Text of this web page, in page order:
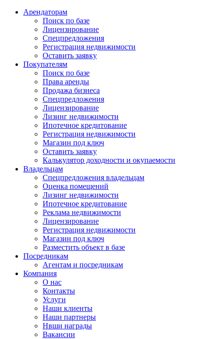
Арендаторам
Поиск по базе
Лицензирование
Спецпредложения
Регистрация недвижимости
Оставить заявку
Покупателям
Поиск по базе
Права аренды
Продажа бизнеса
Спецпредложения
Лицензирование
Лизинг недвижимости
Ипотечное кредитование
Регистрация недвижимости
Магазин под ключ
Оставить заявку
Калькулятор доходности и окупаемости
Владельцам
Спецпредложения владельцам
Оценка помещений
Лизинг недвижимости
Ипотечное кредитование
Реклама недвижимости
Лицензирование
Регистрация недвижимости
Магазин под ключ
Разместить объект в базе
Посредникам
Агентам и посредникам
Компания
О нас
Контакты
Услуги
Наши клиенты
Наши партнеры
Нвши награды
Вакансии